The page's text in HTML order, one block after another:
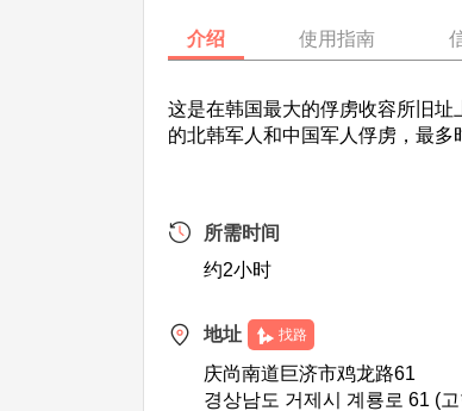
介绍 使用指南
这是在韩国最大的俘虏收容所旧
的北韩军人和中国军人俘虏，最
所需时间
约2小时
地址 找路
庆尚南道巨济市鸡龙路61
경상남도 거제시 계룡로 61 (